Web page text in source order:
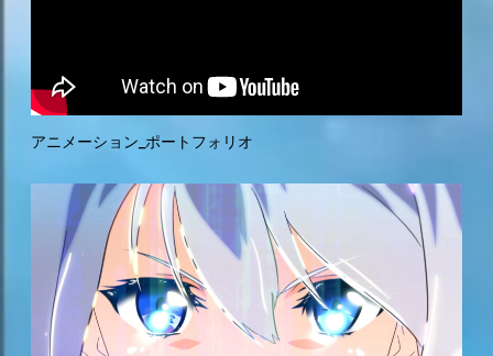
アニメーション_ポートフォリオ